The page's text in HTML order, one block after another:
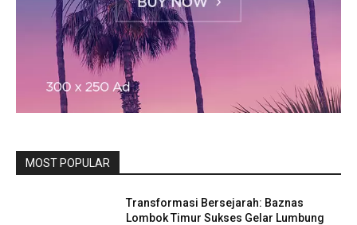
MOST POPULAR
Transformasi Bersejarah: Baznas
Lombok Timur Sukses Gelar Lumbung